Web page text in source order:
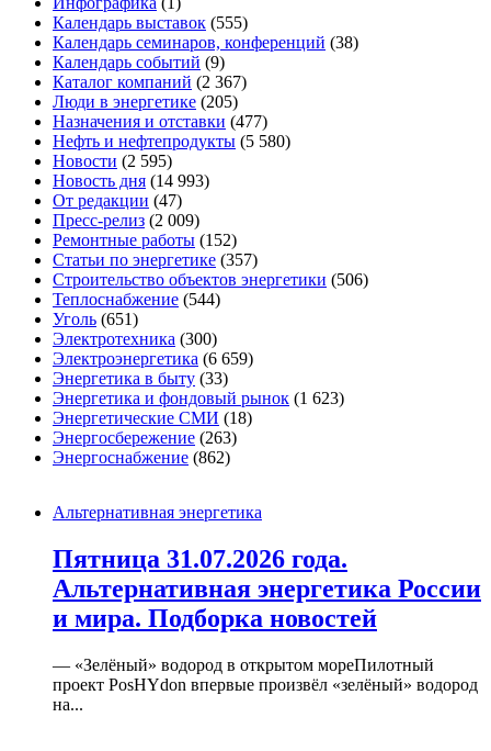
Календарь выставок (555)
Календарь семинаров, конференций (38)
Календарь событий (9)
Каталог компаний (2 367)
Люди в энергетике (205)
Назначения и отставки (477)
Нефть и нефтепродукты (5 580)
Новости (2 595)
Новость дня (14 993)
От редакции (47)
Пресс-релиз (2 009)
Ремонтные работы (152)
Статьи по энергетике (357)
Строительство объектов энергетики (506)
Теплоснабжение (544)
Уголь (651)
Электротехника (300)
Электроэнергетика (6 659)
Энергетика в быту (33)
Энергетика и фондовый рынок (1 623)
Энергетические СМИ (18)
Энергосбережение (263)
Энергоснабжение (862)
Альтернативная энергетика
Пятница 31.07.2026 года.
Альтернативная энергетика России
и мира. Подборка новостей
— «Зелёный» водород в открытом мореПилотный
проект PosHYdon впервые произвёл «зелёный» водород
на...